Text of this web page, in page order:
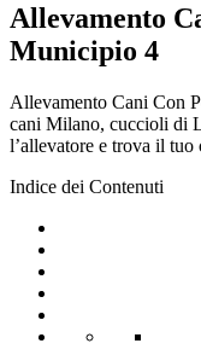
Allevamento
Municipio 4
Allevamento Cani Con
cani Milano, cuccioli di
l’allevatore e trova il
Indice dei Contenuti